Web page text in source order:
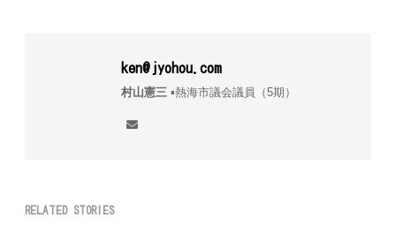
ken@jyohou.com
村山憲三▪︎熱海市議会議員（5期）
RELATED STORIES